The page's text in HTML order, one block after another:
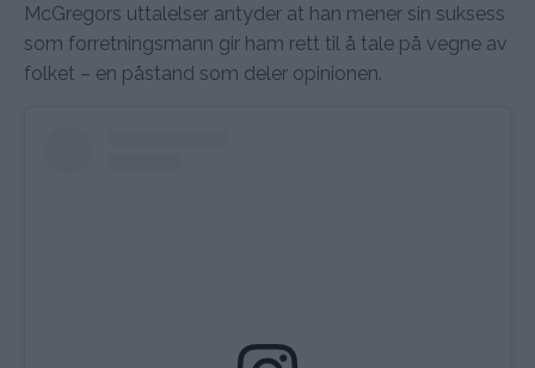
McGregors uttalelser antyder at han mener sin suksess
som forretningsmann gir ham rett til å tale på vegne av
folket – en påstand som deler opinionen.